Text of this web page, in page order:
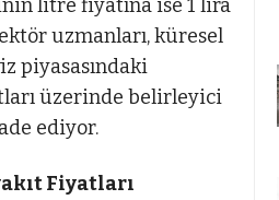
litre fiyatına ise 1 lira
uzmanları, küresel
piyasasındaki
üzerinde belirleyici
ediyor.
Fiyatları